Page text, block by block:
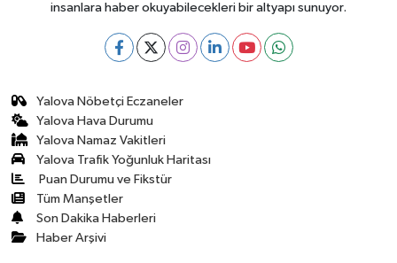
insanlara haber okuyabilecekleri bir altyapı sunuyor.
Yalova Nöbetçi Eczaneler
Yalova Hava Durumu
Yalova Namaz Vakitleri
Yalova Trafik Yoğunluk Haritası
Puan Durumu ve Fikstür
Tüm Manşetler
Son Dakika Haberleri
Haber Arşivi